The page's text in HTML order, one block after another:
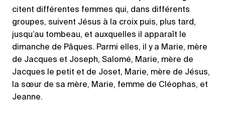
citent différentes femmes qui, dans différents
groupes, suivent Jésus à la croix puis, plus tard,
jusqu’au tombeau, et auxquelles il apparaît le
dimanche de Pâques. Parmi elles, il y a Marie, mère
de Jacques et Joseph, Salomé, Marie, mère de
Jacques le petit et de Joset, Marie, mère de Jésus,
la sœur de sa mère, Marie, femme de Cléophas, et
Jeanne.